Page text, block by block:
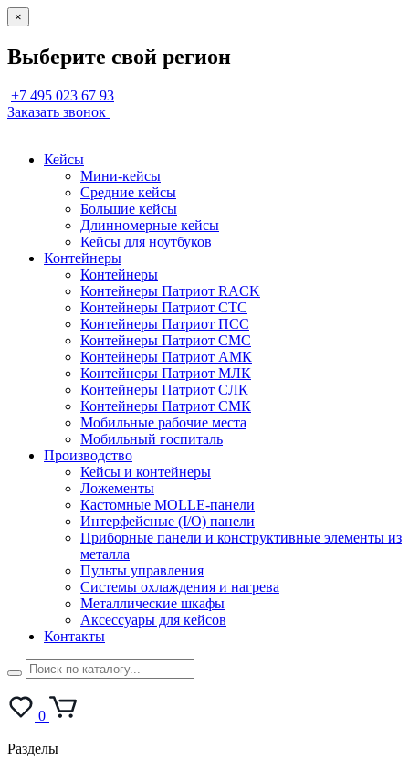
×
Выберите свой регион
+7 495 023 67 93
Заказать звонок
Кейсы
Мини-кейсы
Средние кейсы
Большие кейсы
Длинномерные кейсы
Кейсы для ноутбуков
Контейнеры
Контейнеры
Контейнеры Патриот RACK
Контейнеры Патриот СТС
Контейнеры Патриот ПСС
Контейнеры Патриот СМС
Контейнеры Патриот АМК
Контейнеры Патриот МЛК
Контейнеры Патриот СЛК
Контейнеры Патриот СМК
Мобильные рабочие места
Мобильный госпиталь
Производство
Кейсы и контейнеры
Ложементы
Кастомные MOLLE-панели
Интерфейсные (I/O) панели
Приборные панели и конструктивные элементы из
металла
Пульты управления
Системы охлаждения и нагрева
Металлические шкафы
Аксессуары для кейсов
Контакты
0
Разделы